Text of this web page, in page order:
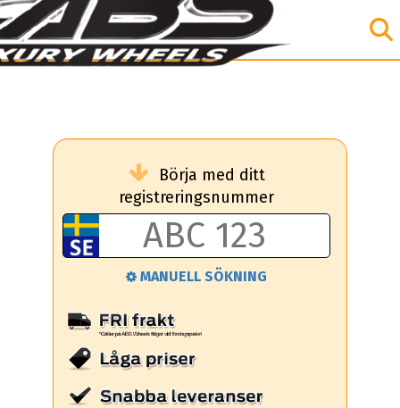
Börja med ditt
registreringsnummer
MANUELL SÖKNING